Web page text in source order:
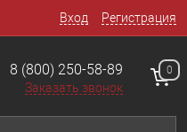
Вход Регистрация
8 (800) 250-58-89
Заказать звонок
0